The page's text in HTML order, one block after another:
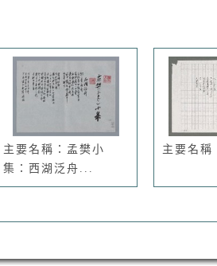
主要名稱：孟樊小
集：西湖泛舟...
主要名稱